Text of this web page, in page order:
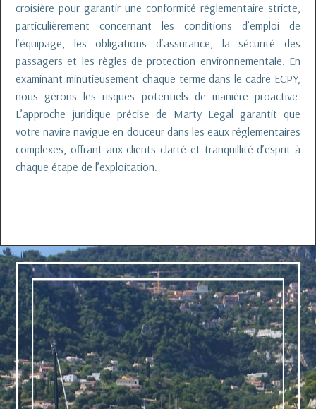
croisière pour garantir une conformité réglementaire stricte,
particulièrement concernant les conditions d’emploi de
l’équipage, les obligations d’assurance, la sécurité des
passagers et les règles de protection environnementale. En
examinant minutieusement chaque terme dans le cadre ECPY,
nous gérons les risques potentiels de manière proactive.
L’approche juridique précise de Marty Legal garantit que
votre navire navigue en douceur dans les eaux réglementaires
complexes, offrant aux clients clarté et tranquillité d’esprit à
chaque étape de l’exploitation.